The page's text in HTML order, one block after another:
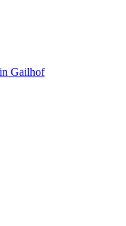
Gailhof